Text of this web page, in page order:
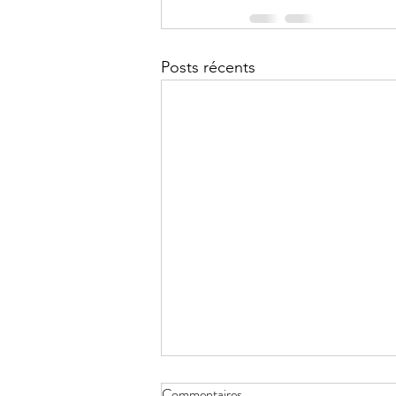
Posts récents
Vieillissement inversé, une